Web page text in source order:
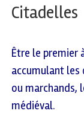
Citadelles
Être le premier
accumulant
ou marchands,
médiéval.